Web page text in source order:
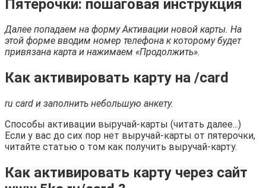
Пятерочки: пошаговая инструкция
Далее попадаем на форму Активации новой карты. На
этой форме вводим номер телефона к которому будет
привязана карта и нажимаем «Продолжить».
Как активировать карту на /card
ru card и заполнить небольшую анкету.
Способы активации выручай-карты (читать далее...)
Если у вас до сих пор нет выручай-карты от пятерочки,
читайте статью о том как получить выручай-карту.
Как активировать карту через сайт